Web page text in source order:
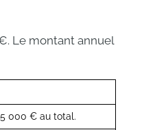
Le montant annuel
000 € au total.